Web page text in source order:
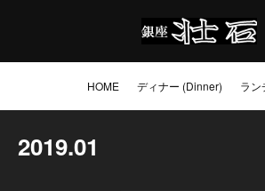
HOME ディナー (Dinner) ラン
2019.01